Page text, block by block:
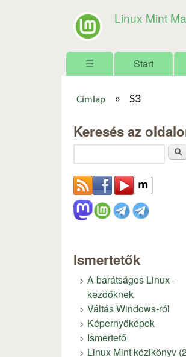
Linux Mint
Főmenü
☰ Start
Címlap » S3
Keresés az
Ismertetők
A barátságos Linux -
kezdőknek
Váltás Windows-ról
Képernyőképek
Ismertető
Linux Mint kézikönyv